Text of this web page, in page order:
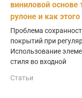
виниловой основе
рулоне и как
Проблема
покрытий при
Использование
стиля во входной
Статьи